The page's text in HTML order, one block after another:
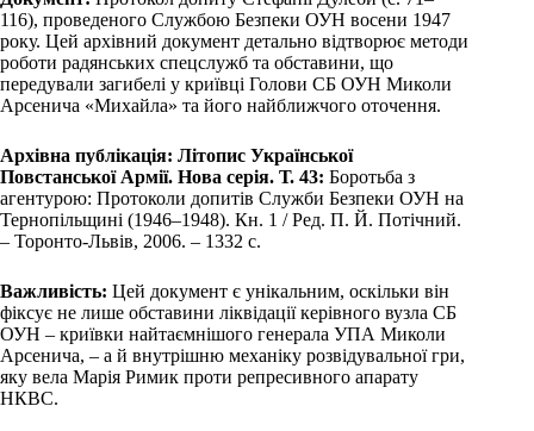
116), проведеного Службою Безпеки ОУН восени 1947
року. Цей архівний документ детально відтворює методи
роботи радянських спецслужб та обставини, що
передували загибелі у криївці Голови СБ ОУН Миколи
Арсенича «Михайла» та його найближчого оточення.
Архівна публікація: Літопис Української
Повстанської Армії. Нова серія. Т. 43: Боротьба з
агентурою: Протоколи допитів Служби Безпеки ОУН на
Тернопільщині (1946–1948). Кн. 1 / Ред. П. Й. Потічний.
– Торонто-Львів, 2006. – 1332 с.
Важливість: Цей документ є унікальним, оскільки він
фіксує не лише обставини ліквідації керівного вузла СБ
ОУН – криївки найтаємнішого генерала УПА Миколи
Арсенича, – а й внутрішню механіку розвідувальної гри,
яку вела Марія Римик проти репресивного апарату
НКВС.